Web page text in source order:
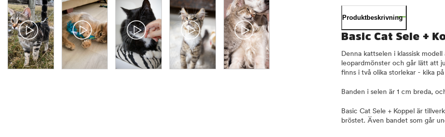
Produktbeskrivning
Basic Cat Sele +
Denna kattselen i klassisk
leopardmönster och går lätt att
finns i två olika storlekar - kika
Banden i selen är 1 cm breda,
Basic Cat Sele + Koppel är
bröstet. Även bandet som går